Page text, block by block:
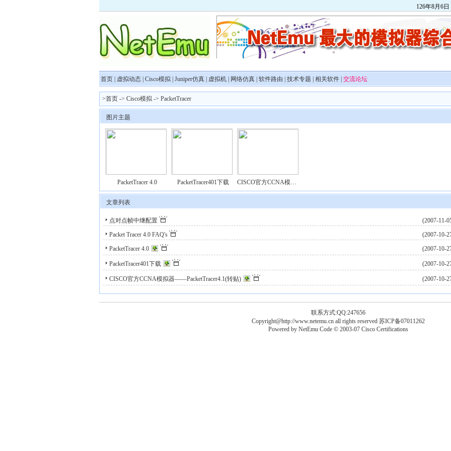
126年8月 6日
首页 虚拟动态 Cisco模拟 Juniper仿真 虚拟机 网络仿真 软件路由 技术专题 相关软件 交流论坛
>首页 -> Cisco模拟 -> PacketTracer
图片主题
PacketTracer 4.0 PacketTracer401下载 CISCO官方CCNA模拟器——Pack..
文章列表
点对点帧中继配置
(2007-11-
Packet Tracer 4.0 FAQ's
(2007-10-
PacketTracer 4.0
(2007-10-
PacketTracer401下载 (2007-10-
CISCO官方CCNA模拟器——PacketTracer4.1(转贴) (2007-10-
联系方式:QQ:247656
Copyright@http://www.netemu.cn all rights reserved 苏ICP备07011262
Powered by NetEmu Code © 2003-07 Cisco Certifications